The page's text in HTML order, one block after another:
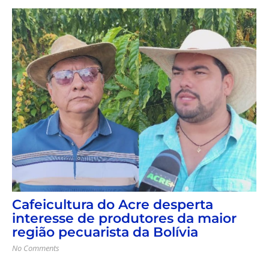
Cafeicultura do Acre desperta
interesse de produtores da maior
região pecuarista da Bolívia
No Comments